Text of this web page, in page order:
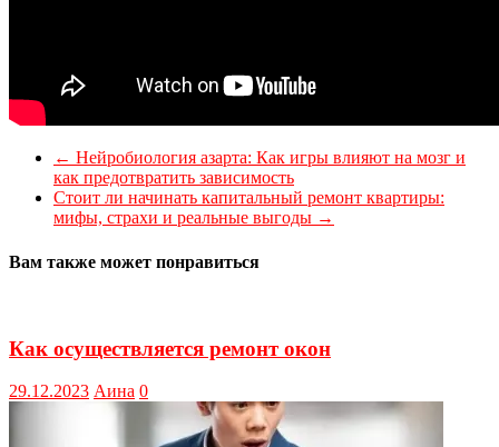
← Нейробиология азарта: Как игры влияют на мозг и
как предотвратить зависимость
Стоит ли начинать капитальный ремонт квартиры:
мифы, страхи и реальные выгоды →
Вам также может понравиться
Как осуществляется ремонт окон
29.12.2023 Аина 0